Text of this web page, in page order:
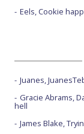
Eels, Cookie
Juanes,
Gracie Abrams,
hell
James Blake,